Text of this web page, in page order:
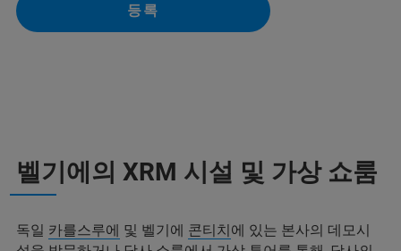
등록
벨기에의 XRM 시설 및 가상 쇼룸
독일 카를스루에 및 벨기에 콘티치에 있는 본사의 데모시